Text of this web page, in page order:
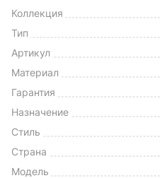
Коллекция
Тип
Артикул
Материал
Гарантия
Назначение
Стиль
Страна
Модель